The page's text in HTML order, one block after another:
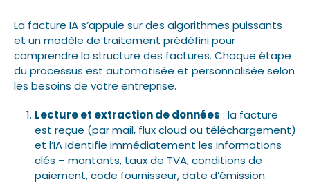
La facture IA s’appuie sur des algorithmes puissants
et un modèle de traitement prédéfini pour
comprendre la structure des factures. Chaque étape
du processus est automatisée et personnalisée selon
les besoins de votre entreprise.
Lecture et extraction de données : la facture
est reçue (par mail, flux cloud ou téléchargement)
et l’IA identifie immédiatement les informations
clés – montants, taux de TVA, conditions de
paiement, code fournisseur, date d’émission.